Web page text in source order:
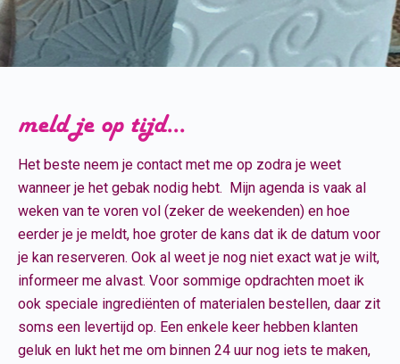
meld je op tijd...
Het beste neem je contact met me op zodra je weet
wanneer je het gebak nodig hebt. Mijn agenda is vaak al
weken van te voren vol (zeker de weekenden) en hoe
eerder je je meldt, hoe groter de kans dat ik de datum voor
je kan reserveren. Ook al weet je nog niet exact wat je wilt,
informeer me alvast. Voor sommige opdrachten moet ik
ook speciale ingrediënten of materialen bestellen, daar zit
soms een levertijd op. Een enkele keer hebben klanten
geluk en lukt het me om binnen 24 uur nog iets te maken,